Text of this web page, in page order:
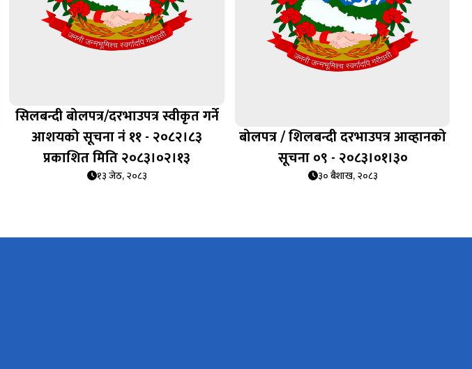
सिलबन्दी बोलपत्र/दरभाउपत्र स्वीकृत गर्ने
आशयको सूचना नं ११ - २०८२।८३
प्रकाशित मिति २०८३।०२।१३
१३ जेठ, २०८३
बोलपत्र / शिलबन्दी दरभाउपत्र आव्हानको
सूचना ०९ - २०८३।०१।३०
३० बैशाख, २०८३